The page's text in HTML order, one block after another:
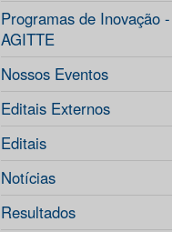
Programas de Inovação -
AGITTE
Nossos Eventos
Editais Externos
Editais
Notícias
Resultados